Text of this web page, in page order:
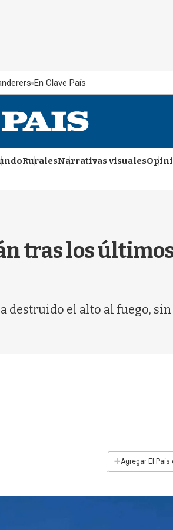
En Clave País
RuralesNarrativas visuales
tras los
el alto al fuego,
+Agregar El País